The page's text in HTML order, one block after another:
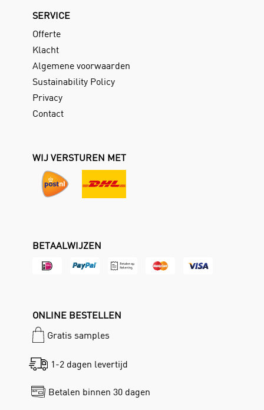
SERVICE
Offerte
Klacht
Algemene voorwaarden
Sustainability Policy
Privacy
Contact
WIJ VERSTUREN MET
BETAALWIJZEN
ONLINE BESTELLEN
Gratis samples
1-2 dagen levertijd
Betalen binnen 30 dagen